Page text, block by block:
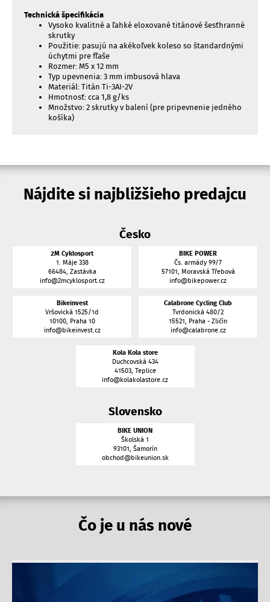
Technická špecifikácia
Vysoko kvalitné a ľahké eloxované titánové šesťhranné
skrutky
Použitie: pasujú na akékoľvek koleso so štandardnými
úchytmi pre fľaše
Rozmer: M5 x 12 mm
Typ upevnenia: 3 mm imbusová hlava
Materiál: Titán Ti-3AI-2V
Hmotnosť: cca 1,8 g/ks
Množstvo: 2 skrutky v balení (pre pripevnenie jedného
košíka)
Nájdite si najbližšieho predajcu
Česko
2M Cyklosport
1. Máje 338
66484, Zastávka
info@2mcyklosport.cz
BIKE POWER
Čs. armády 99/7
57101, Moravská Třebová
info@bikepower.cz
Bikeinvest
Vršovická 1525/1d
10100, Praha 10
info@bikeinvest.cz
Calabrone Cycling Club
Tvrdonická 480/2
15521, Praha - Zličín
info@calabrone.cz
Kola Kola store
Duchcovská 434
41503, Teplice
info@kolakolastore.cz
Slovensko
BIKE UNION
Školská 1
93101, Šamorín
obchod@bikeunion.sk
Čo je u nás nové